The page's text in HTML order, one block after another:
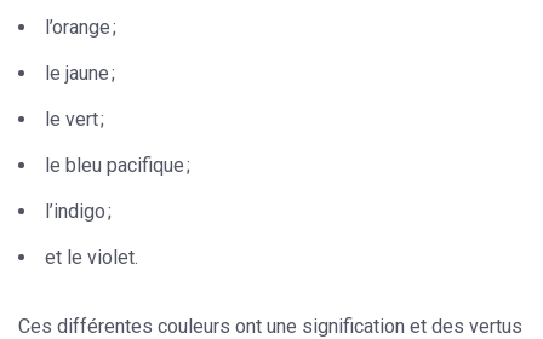
l’orange ;
le jaune ;
le vert ;
le bleu pacifique ;
l’indigo ;
et le violet.
Ces différentes couleurs ont une signification et des vertus